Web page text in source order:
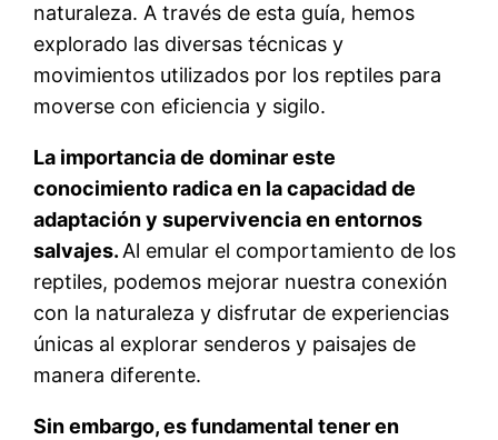
naturaleza. A través de esta guía, hemos
explorado las diversas técnicas y
movimientos utilizados por los reptiles para
moverse con eficiencia y sigilo.
La importancia de dominar este
conocimiento radica en la capacidad de
adaptación y supervivencia en entornos
salvajes. Al emular el comportamiento de los
reptiles, podemos mejorar nuestra conexión
con la naturaleza y disfrutar de experiencias
únicas al explorar senderos y paisajes de
manera diferente.
Sin embargo, es fundamental tener en